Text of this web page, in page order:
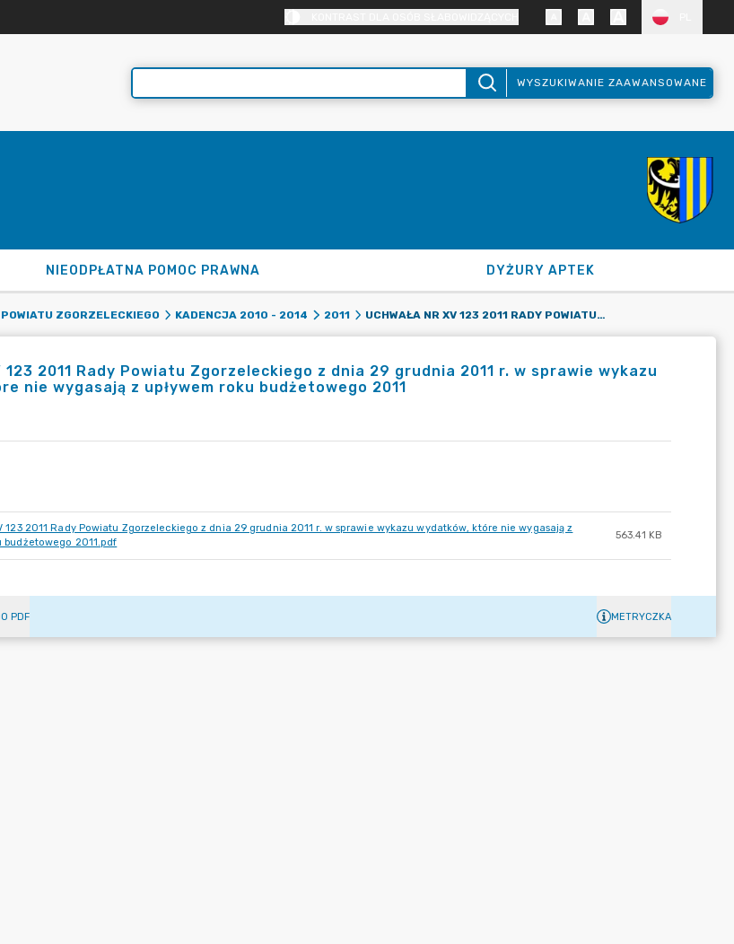
WYSZUKIWANIE ZAAWANSOWANE
NIEODPŁATNA POMOC PRAWNA DYŻURY APTEK
ZGORZELECKIEGO KADENCJA 2010 - 2014 2011 UCHWAŁA NR XV 123 2011 RADY POWIATU ZGORZELECKIEGO Z DNIA 29 GRUDNIA 2011 R. W SPRAWIE WYKAZU WYDATKÓW, KTÓRE NIE WYGASAJĄ Z UPŁYWEM ROKU BUDŻETOWEGO 2011
123 2011 Rady Powiatu Zgorzeleckiego z dnia 29 grudnia 2011 r. w sprawie wykazu
nie wygasają z upływem roku budżetowego 2011
123 2011 Rady Powiatu Zgorzeleckiego z dnia 29 grudnia 2011 r. w sprawie wykazu wydatków, które nie wygasają z
budżetowego 2011.pdf
563.41 KB
PDF METRYCZKA